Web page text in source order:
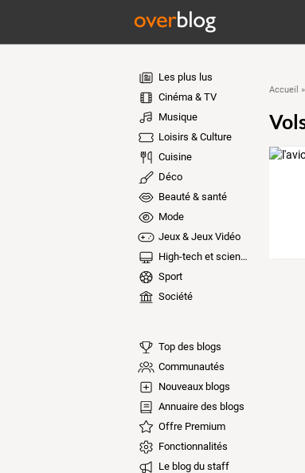
Les plus lus
Cinéma & TV
Musique
Loisirs & Culture
Cuisine
Déco
Beauté & santé
Mode
Jeux & Jeux Vidéo
High-tech et sciences
Sport
Société
Top des blogs
Communautés
Nouveaux blogs
Annuaire des blogs
Offre Premium
Fonctionnalités
Le blog du staff
Accueil »